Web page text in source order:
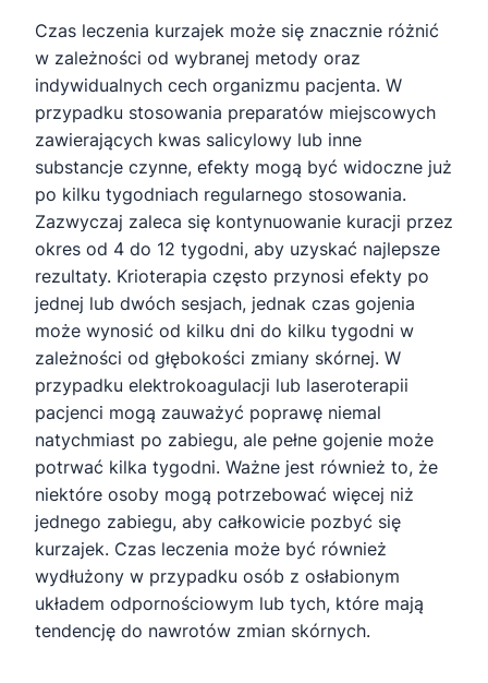
Czas leczenia kurzajek może się znacznie różnić
w zależności od wybranej metody oraz
indywidualnych cech organizmu pacjenta. W
przypadku stosowania preparatów miejscowych
zawierających kwas salicylowy lub inne
substancje czynne, efekty mogą być widoczne już
po kilku tygodniach regularnego stosowania.
Zazwyczaj zaleca się kontynuowanie kuracji przez
okres od 4 do 12 tygodni, aby uzyskać najlepsze
rezultaty. Krioterapia często przynosi efekty po
jednej lub dwóch sesjach, jednak czas gojenia
może wynosić od kilku dni do kilku tygodni w
zależności od głębokości zmiany skórnej. W
przypadku elektrokoagulacji lub laseroterapii
pacjenci mogą zauważyć poprawę niemal
natychmiast po zabiegu, ale pełne gojenie może
potrwać kilka tygodni. Ważne jest również to, że
niektóre osoby mogą potrzebować więcej niż
jednego zabiegu, aby całkowicie pozbyć się
kurzajek. Czas leczenia może być również
wydłużony w przypadku osób z osłabionym
układem odpornościowym lub tych, które mają
tendencję do nawrotów zmian skórnych.